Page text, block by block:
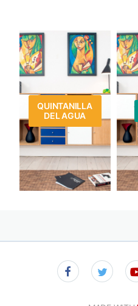
QUINTANILLA
DEL AGUA